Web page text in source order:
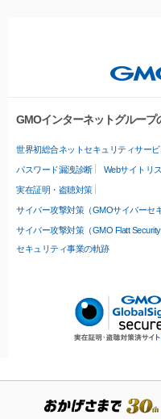
GMOインターネットグルー
世界初総合ネットセキュリティサービ
パスワード漏洩診断 Webサイトリ
実在証明・盗聴対策
サイバー攻撃対策（GMOサイバーセ
サイバー攻撃対策（GMO Flatt Security
セキュリティ事業の軌跡